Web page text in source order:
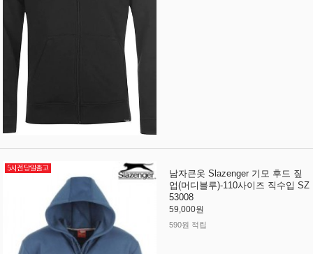
남자큰옷 Slazenger 기모 후드 짚
업(머디블루)-110사이즈 직수입 SZ
53008
59,000원
590원 적립